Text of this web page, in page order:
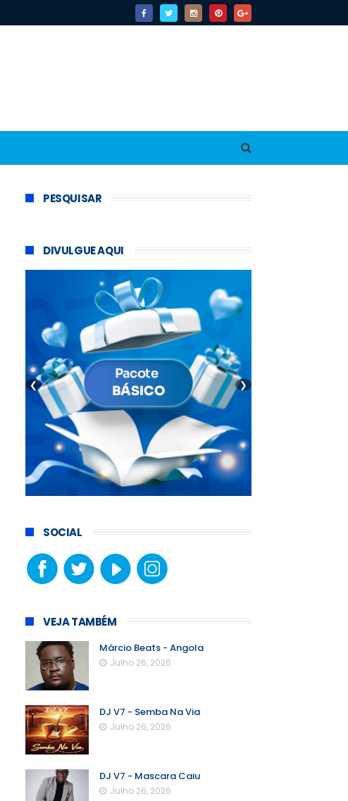
PESQUISAR
DIVULGUE AQUI
❮ ❯
SOCIAL
VEJA TAMBÉM
Márcio Beats - Angola
Julho 26, 2026
DJ V7 - Semba Na Via
Julho 26, 2026
DJ V7 - Mascara Caiu
Julho 26, 2026